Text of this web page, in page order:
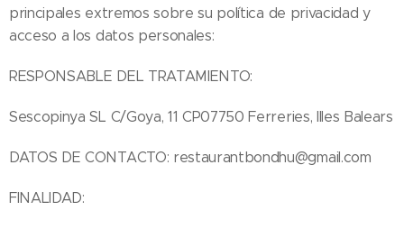
principales extremos sobre su política de privacidad y
acceso a los datos personales:
RESPONSABLE DEL TRATAMIENTO:
Sescopinya SL C/Goya, 11 CP07750 Ferreries, Illes Balears
DATOS DE CONTACTO: restaurantbondhu@gmail.com
FINALIDAD: